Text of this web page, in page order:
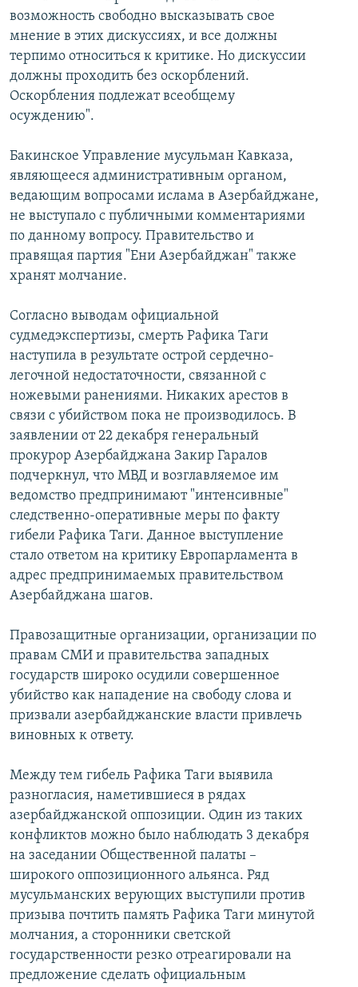
возможность свободно высказывать свое
мнение в этих дискуссиях, и все должны
терпимо относиться к критике. Но дискуссии
должны проходить без оскорблений.
Оскорбления подлежат всеобщему
осуждению".
Бакинское Управление мусульман Кавказа,
являющееся административным органом,
ведающим вопросами ислама в Азербайджане,
не выступало с публичными комментариями
по данному вопросу. Правительство и
правящая партия "Ени Азербайджан" также
хранят молчание.
Согласно выводам официальной
судмедэкспертизы, смерть Рафика Таги
наступила в результате острой сердечно-
легочной недостаточности, связанной с
ножевыми ранениями. Никаких арестов в
связи с убийством пока не производилось. В
заявлении от 22 декабря генеральный
прокурор Азербайджана Закир Гаралов
подчеркнул, что МВД и возглавляемое им
ведомство предпринимают "интенсивные"
следственно-оперативные меры по факту
гибели Рафика Таги. Данное выступление
стало ответом на критику Европарламента в
адрес предпринимаемых правительством
Азербайджана шагов.
Правозащитные организации, организации по
правам СМИ и правительства западных
государств широко осудили совершенное
убийство как нападение на свободу слова и
призвали азербайджанские власти привлечь
виновных к ответу.
Между тем гибель Рафика Таги выявила
разногласия, наметившиеся в рядах
азербайджанской оппозиции. Один из таких
конфликтов можно было наблюдать 3 декабря
на заседании Общественной палаты –
широкого оппозиционного альянса. Ряд
мусульманских верующих выступили против
призыва почтить память Рафика Таги минутой
молчания, а сторонники светской
государственности резко отреагировали на
предложение сделать официальным